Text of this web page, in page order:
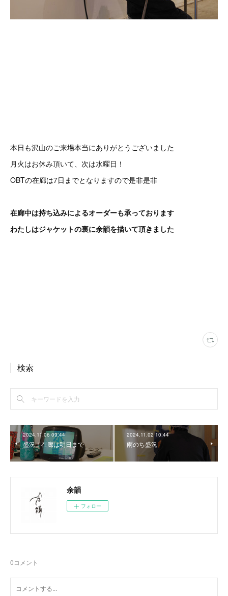
本日も沢山のご来場本当にありがとうございました
月火はお休み頂いて、次は水曜日！
OBTの在廊は7日までとなりますので是非是非
在廊中は持ち込みによるオーダーも承っております
わたしはジャケットの裏に余韻を描いて頂きました
検索
2024.11.06 09:44
盛況！在廊は明日まで
2024.11.02 10:44
雨のち盛況
余韻
フォロー
0コメント